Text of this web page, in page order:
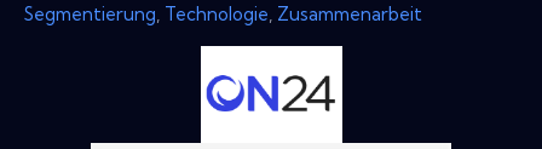
Segmentierung Technologie Zusammenarbeit